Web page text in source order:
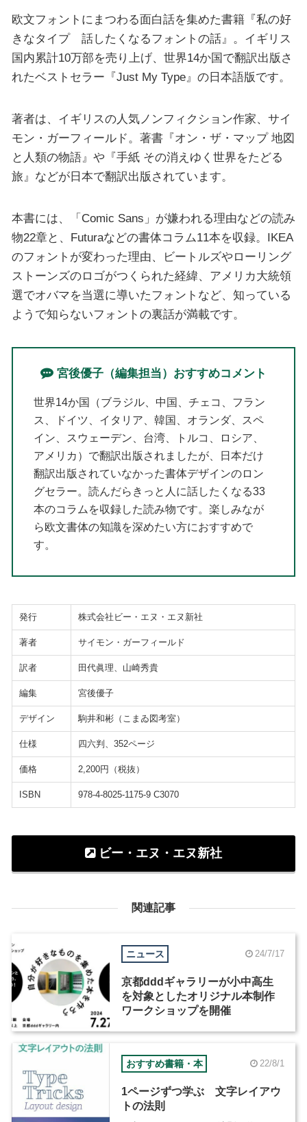
欧文フォントにまつわる面白話を集めた書籍『私の好
きなタイプ 話したくなるフォントの話』。イギリス
国内累計10万部を売り上げ、世界14か国で翻訳出版さ
れたベストセラー『Just My Type』の日本語版です。
著者は、イギリスの人気ノンフィクション作家、サイ
モン・ガーフィールド。著書『オン・ザ・マップ 地図
と人類の物語』や『手紙 その消えゆく世界をたどる
旅』などが日本で翻訳出版されています。
本書には、「Comic Sans」が嫌われる理由などの読み
物22章と、Futuraなどの書体コラム11本を収録。IKEA
のフォントが変わった理由、ビートルズやローリング
ストーンズのロゴがつくられた経緯、アメリカ大統領
選でオバマを当選に導いたフォントなど、知っている
ようで知らないフォントの裏話が満載です。
宮後優子（編集担当）おすすめコメント
世界14か国（ブラジル、中国、チェコ、フラン
ス、ドイツ、イタリア、韓国、オランダ、スペ
イン、スウェーデン、台湾、トルコ、ロシア、
アメリカ）で翻訳出版されましたが、日本だけ
翻訳出版されていなかった書体デザインのロン
グセラー。読んだらきっと人に話したくなる33
本のコラムを収録した読み物です。楽しみなが
ら欧文書体の知識を深めたい方におすすめで
す。
発行 株式会社ビー・エヌ・エヌ新社
著者 サイモン・ガーフィールド
訳者 田代眞理、山崎秀貴
編集 宮後優子
デザイン 駒井和彬（こまゐ図考室）
仕様 四六判、352ページ
価格 2,200円（税抜）
ISBN 978-4-8025-1175-9 C3070
ビー・エヌ・エヌ新社
関連記事
ニュース 24/7/17
京都dddギャラリーが小中高生
を対象としたオリジナル本制作
ワークショップを開催
おすすめ書籍・本 22/8/1
1ページずつ学ぶ 文字レイアウ
トの法則